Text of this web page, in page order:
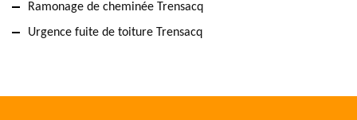
Ramonage de cheminée Trensacq
Urgence fuite de toiture Trensacq